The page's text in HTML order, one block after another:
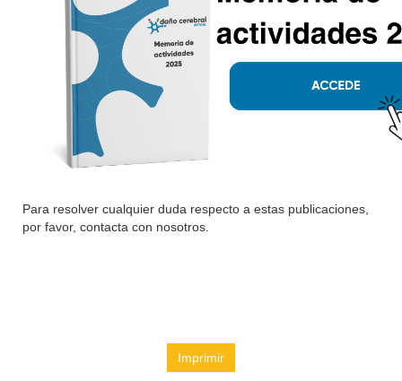
Para resolver cualquier duda respecto a estas publicaciones,
por favor, contacta con nosotros.
Imprimir